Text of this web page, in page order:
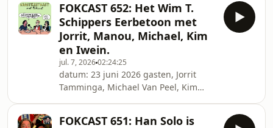
samen met Matteo, over haar zoontje,
over de zwangerschap en over de
humor die dat genereerde.
FOKCAST 652: Het Wim T.
Schippers Eerbetoon met
Jorrit, Manou, Michael, Kim
en Iwein.
jul. 7, 202602:24:25
datum: 23 juni 2026 gasten, Jorrit
Tamminga, Michael Van Peel, Kim
Nederlands TV-maker, acteur,
FOKCAST 651: Han Solo is